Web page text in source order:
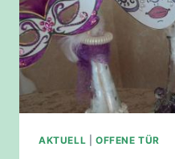
AKTUELL OFFENE TÜR